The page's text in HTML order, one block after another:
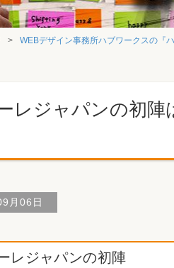
WEBデザイン事務所ハブワークスの『ハ
レジャパンの初陣
月06日
レジャパンの初陣